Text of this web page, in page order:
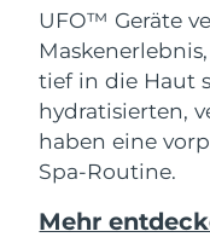
UFO™ Geräte
tief in die Haut
hydratisierten,
haben eine
Spa-Routine.
Mehr